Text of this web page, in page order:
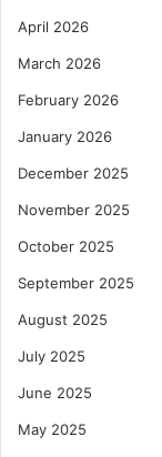
April 2026
March 2026
February 2026
January 2026
December 2025
November 2025
October 2025
September 2025
August 2025
July 2025
June 2025
May 2025